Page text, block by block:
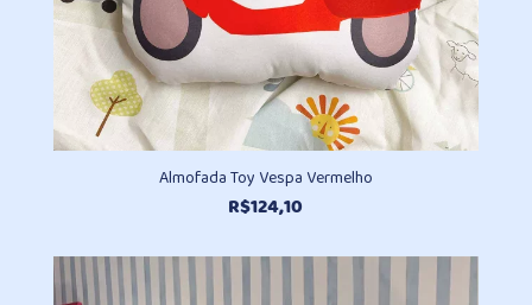
Almofada Toy Vespa Vermelho
R$124,10